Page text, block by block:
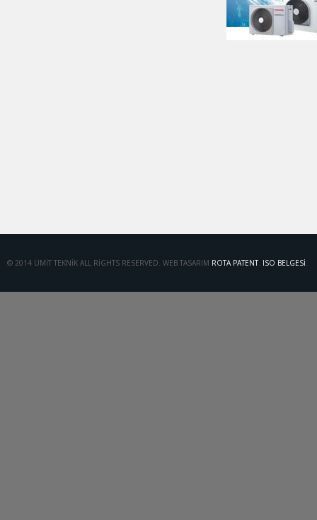
© 2014 ÜMIT TEKNIK ALL RIGHTS RESERVED. WEB TASARIM ROTA PATENT. ISO BELGESI